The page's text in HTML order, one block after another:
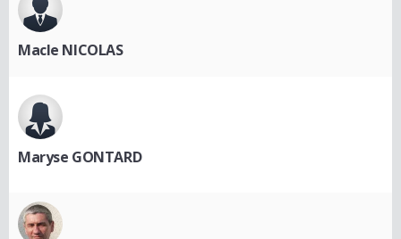
Macle NICOLAS
Maryse GONTARD